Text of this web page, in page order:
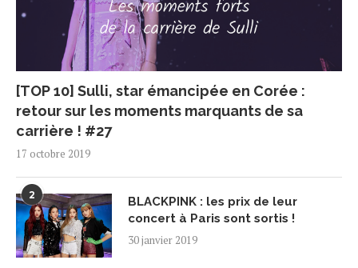
[TOP 10] Sulli, star émancipée en Corée :
retour sur les moments marquants de sa
carrière ! #27
17 octobre 2019
2
BLACKPINK : les prix de leur
concert à Paris sont sortis !
30 janvier 2019